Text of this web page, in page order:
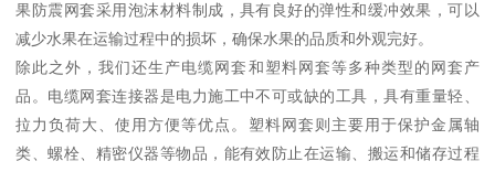
果防震网套采用泡沫材料制成，具有良好的弹性和缓冲效果，可以
减少水果在运输过程中的损坏，确保水果的品质和外观完好。
除此之外，我们还生产电缆网套和塑料网套等多种类型的网套产
品。电缆网套连接器是电力施工中不可或缺的工具，具有重量轻、
拉力负荷大、使用方便等优点。塑料网套则主要用于保护金属轴
类、螺栓、精密仪器等物品，能有效防止在运输、搬运和储存过程